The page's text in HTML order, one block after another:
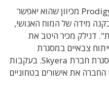
דנילק: "הם מתעניינים במעבד Prodigy מכיוון שהוא יאפשר
מידה של המוח האנושי,
דנילק מכיר היטב את
צבאיים במסגרת
המעבדות הלאומיות סנדיה ובמסגרת חברת Skyera. בעקבות
החברה את אישורים בטחוניים